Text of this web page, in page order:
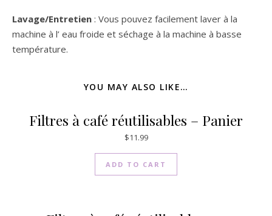
Lavage/Entretien : Vous pouvez facilement laver à la
machine à l’ eau froide et séchage à la machine à basse
température.
YOU MAY ALSO LIKE…
Filtres à café réutilisables – Panier
$11.99
ADD TO CART